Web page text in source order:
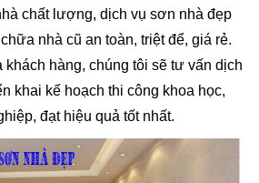
chất lượng, dịch vụ sơn nhà đẹp
nhà cũ an toàn, triệt để, giá rẻ.
khách hàng, chúng tôi sẽ tư vấn dịch
khai kế hoạch thi công khoa học,
đạt hiệu quả tốt nhất.